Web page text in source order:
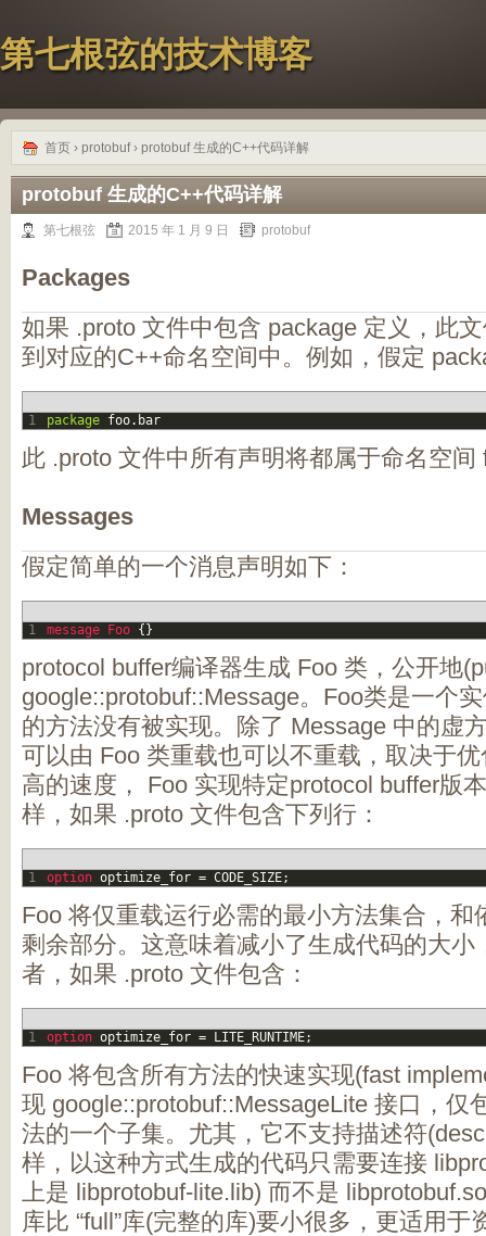
第七根弦的技术博客
首页 › protobuf› protobuf 生成的C++代码详解
protobuf 生成的C++代码详解
第七根弦 2015 年 1 月 9 日 protobuf
Packages
如果 .proto 文件中包含 package 定义，此
到对应的C++命名空间中。例如，假定
1 package foo. bar
此 .proto 文件中所有声明将都属于命名空间
Messages
假定简单的一个消息声明如下：
1 message Foo { }
protocol buffer编译器生成 Foo 类，公开地
google::protobuf::Message。Foo类是一个
的方法没有被实现。除了 Message 中的虚
可以由 Foo 类重载也可以不重载，取决于
高的速度， Foo 实现特定protocol buffer版
样，如果 .proto 文件包含下列行：
1 option optimize_for = CODE_SIZE;
Foo 将仅重载运行必需的最小方法集合，和
剩余部分。这意味着减小了生成代码的大小
者，如果 .proto 文件包含：
1 option optimize_for = LITE_RUNTIME;
Foo 将包含所有方法的快速实现(fast
现 google::protobuf::MessageLite 接口，仅
法的一个子集。尤其，它不支持描述符
样，以这种方式生成的代码只需要连接
上是 libprotobuf-lite.lib) 而不是
库比 “full”库(完整的库)要小很多，更适用于